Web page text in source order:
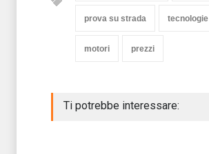
prova su strada tecnologie
motori prezzi
Ti potrebbe interessare: